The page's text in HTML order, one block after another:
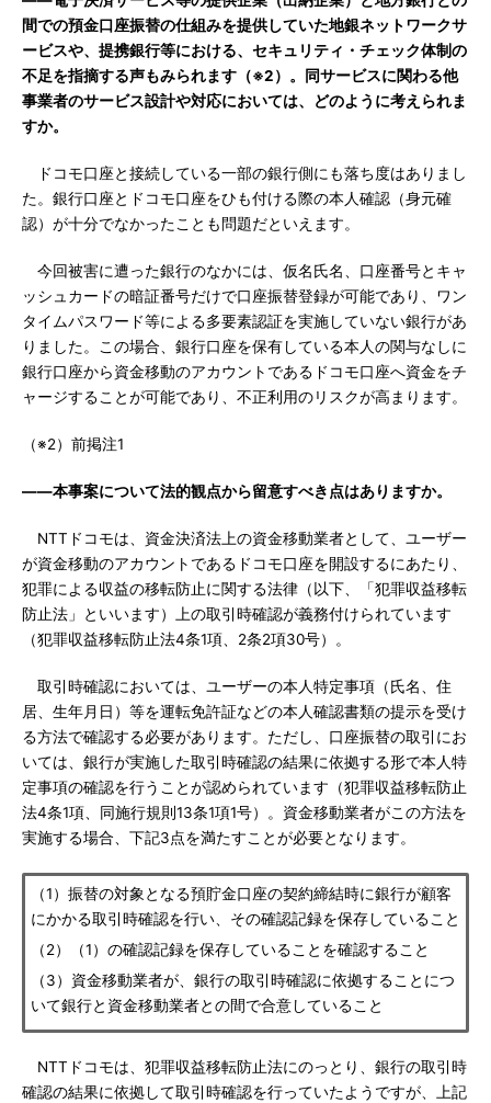
間での預金口座振替の仕組みを提供していた地銀ネットワークサ
ービスや、提携銀行等における、セキュリティ・チェック体制の
不足を指摘する声もみられます（※2）。同サービスに関わる他
事業者のサービス設計や対応においては、どのように考えられま
すか。
ドコモ口座と接続している一部の銀行側にも落ち度はありまし
た。銀行口座とドコモ口座をひも付ける際の本人確認（身元確
認）が十分でなかったことも問題だといえます。
今回被害に遭った銀行のなかには、仮名氏名、口座番号とキャ
ッシュカードの暗証番号だけで口座振替登録が可能であり、ワン
タイムパスワード等による多要素認証を実施していない銀行があ
りました。この場合、銀行口座を保有している本人の関与なしに
銀行口座から資金移動のアカウントであるドコモ口座へ資金をチ
ャージすることが可能であり、不正利用のリスクが高まります。
（※2）前掲注1
――本事案について法的観点から留意すべき点はありますか。
NTTドコモは、資金決済法上の資金移動業者として、ユーザー
が資金移動のアカウントであるドコモ口座を開設するにあたり、
犯罪による収益の移転防止に関する法律（以下、「犯罪収益移転
防止法」といいます）上の取引時確認が義務付けられています
（犯罪収益移転防止法4条1項、2条2項30号）。
取引時確認においては、ユーザーの本人特定事項（氏名、住
居、生年月日）等を運転免許証などの本人確認書類の提示を受け
る方法で確認する必要があります。ただし、口座振替の取引にお
いては、銀行が実施した取引時確認の結果に依拠する形で本人特
定事項の確認を行うことが認められています（犯罪収益移転防止
法4条1項、同施行規則13条1項1号）。資金移動業者がこの方法を
実施する場合、下記3点を満たすことが必要となります。
（1）振替の対象となる預貯金口座の契約締結時に銀行が顧客
にかかる取引時確認を行い、その確認記録を保存していること
（2）（1）の確認記録を保存していることを確認すること
（3）資金移動業者が、銀行の取引時確認に依拠することにつ
いて銀行と資金移動業者との間で合意していること
NTTドコモは、犯罪収益移転防止法にのっとり、銀行の取引時
確認の結果に依拠して取引時確認を行っていたようですが、上記